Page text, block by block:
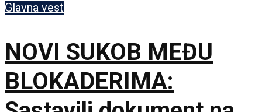
Glavna vest
NOVI SUKOB MEĐU
BLOKADERIMA: